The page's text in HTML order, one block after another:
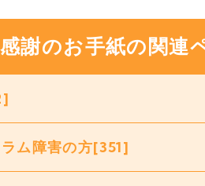
感謝のお手紙の関連
ム障害の方[351]